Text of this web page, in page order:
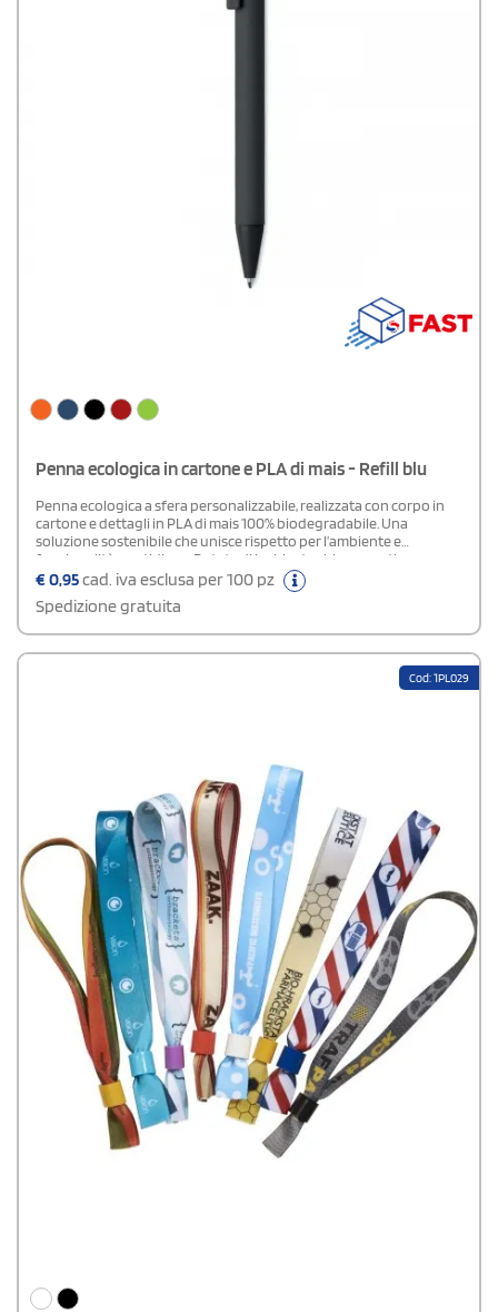
Penna ecologica in cartone e PLA di mais - Refill blu
Penna ecologica a sfera personalizzabile, realizzata con corpo in
cartone e dettagli in PLA di mais 100% biodegradabile. Una
soluzione sostenibile che unisce rispetto per l’ambiente e
funzionalità quotidiana. Dotata di inchiostro blu, garantisce una
scrittura fluida e uniforme. La stampa di alta qualità valorizza logo
e grafiche, assicurando un risultato nitido, resistente e ideale per
campagne promozionali green.
€0,95cad. iva esclusa per 100 pz
Spedizione gratuita
Cod: 1PL029